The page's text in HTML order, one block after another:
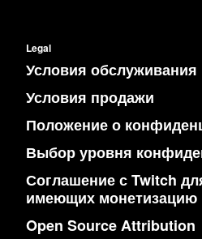
Legal
Условия обслуживания
Условия продажи
Положение о
Выбор уровня
Соглашение с Twitch
имеющих монетизацию
Open Source Attribution